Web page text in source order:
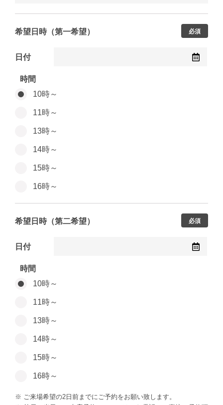
希望日時（第一希望） 必須
日付
時間
10時～
11時～
13時～
14時～
15時～
16時～
希望日時（第二希望） 必須
日付
時間
10時～
11時～
13時～
14時～
15時～
16時～
※ ご来場希望の2日前までにご予約をお願い致します。